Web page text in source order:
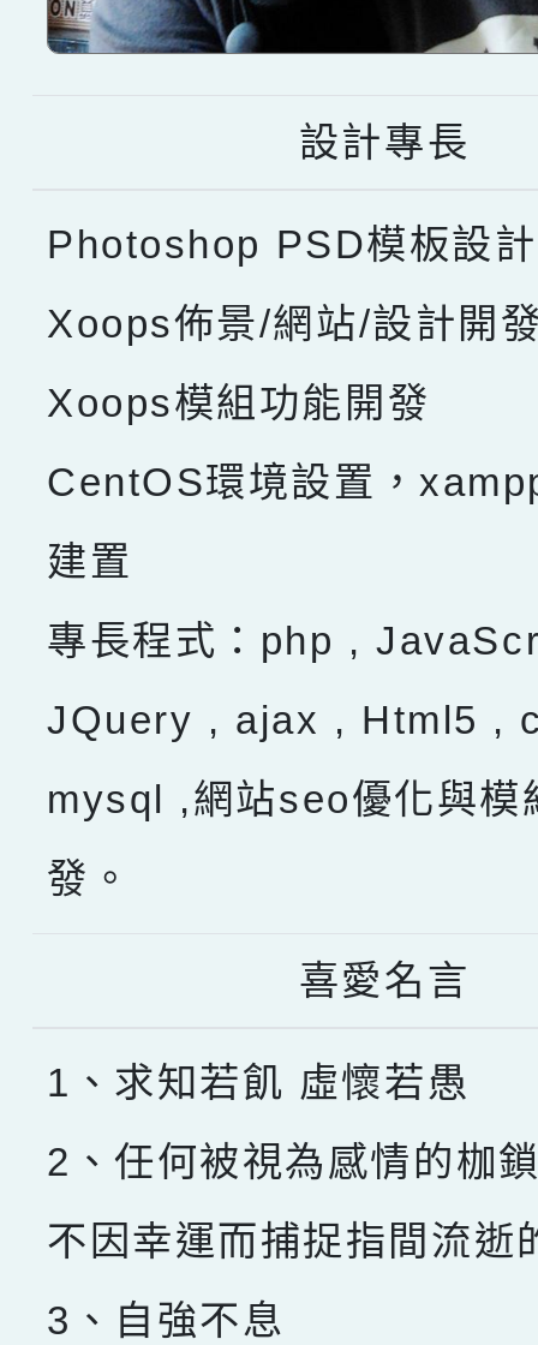
設計專長
Photoshop PSD模板設計
Xoops佈景/網站/設計開
Xoops模組功能開發
CentOS環境設置，
建置
專長程式：php ,
JQuery , ajax , Html5 ,
mysql ,網站seo優化與模
發。
喜愛名言
1、求知若飢 虛懷若愚
2、任何被視為感情的枷
不因幸運而捕捉指間流逝
3、自強不息